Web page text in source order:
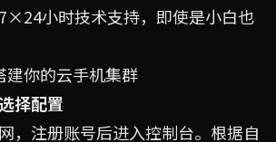
小时技术支持，即使是小白也
建你的云手机集群
择配置
，注册账号后进入控制台。根据自